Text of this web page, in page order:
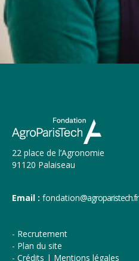
22 place de l’Agronomie
91120 Palaiseau
Email : fondation@agroparistech.fr
Recrutement
Plan du site
Crédits | Mentions légales